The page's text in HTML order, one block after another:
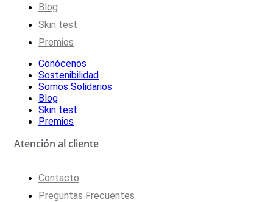
Blog
Skin test
Premios
Conócenos
Sostenibilidad
Somos Solidarios
Blog
Skin test
Premios
Atención al cliente
Contacto
Preguntas Frecuentes